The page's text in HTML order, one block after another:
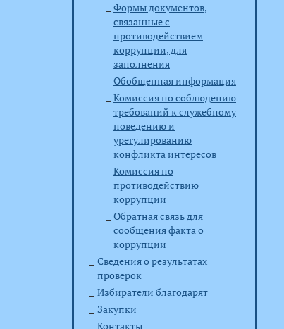
Формы документов,
связанные с
противодействием
коррупции, для
заполнения
Обобщенная информация
Комиссия по соблюдению
требований к служебному
поведению и
урегулированию
конфликта интересов
Комиссия по
противодействию
коррупции
Обратная связь для
сообщения факта о
коррупции
Сведения о результатах
проверок
Избиратели благодарят
Закупки
Контакты